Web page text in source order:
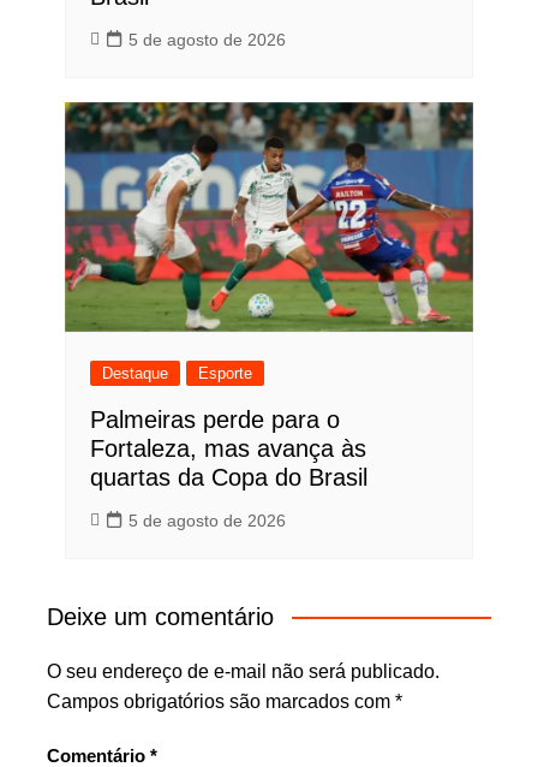
5 de agosto de 2026
Destaque Esporte
Palmeiras perde para o
Fortaleza, mas avança às
quartas da Copa do Brasil
5 de agosto de 2026
Deixe um comentário
O seu endereço de e-mail não será publicado.
Campos obrigatórios são marcados com *
Comentário *